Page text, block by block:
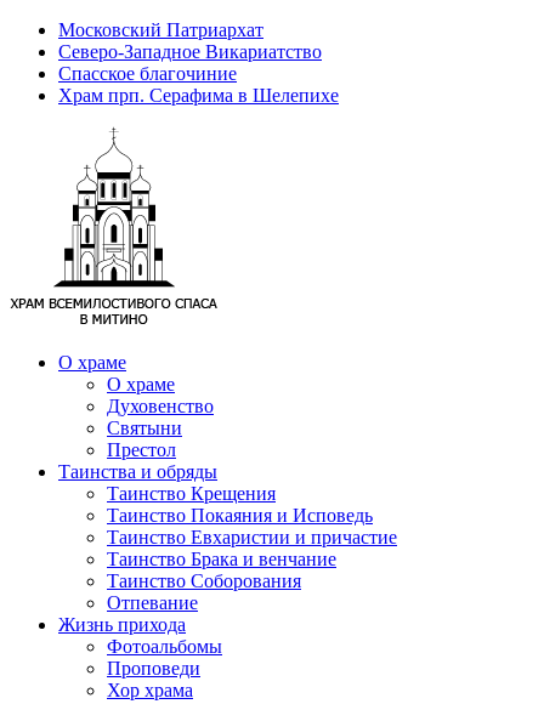
Московский Патриархат
Северо-Западное Викариатство
Спасское благочиние
Храм прп. Серафима в Шелепихе
О храме
О храме
Духовенство
Святыни
Престол
Таинства и обряды
Таинство Крещения
Таинство Покаяния и Исповедь
Таинство Евхаристии и причастие
Таинство Брака и венчание
Таинство Соборования
Отпевание
Жизнь прихода
Фотоальбомы
Проповеди
Хор храма